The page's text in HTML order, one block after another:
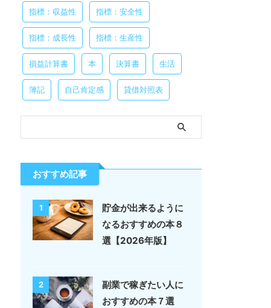
指標：収益性 指標：安全性
指標：成長性 指標：生産性
損益計算書 本 決算書 生活
簿記 自己肯定感 貸借対照表
おすすめ記事
1
貯金が出来るように
なるおすすめの本８
選【2026年版】
2
副業で稼ぎたい人に
おすすめの本７選